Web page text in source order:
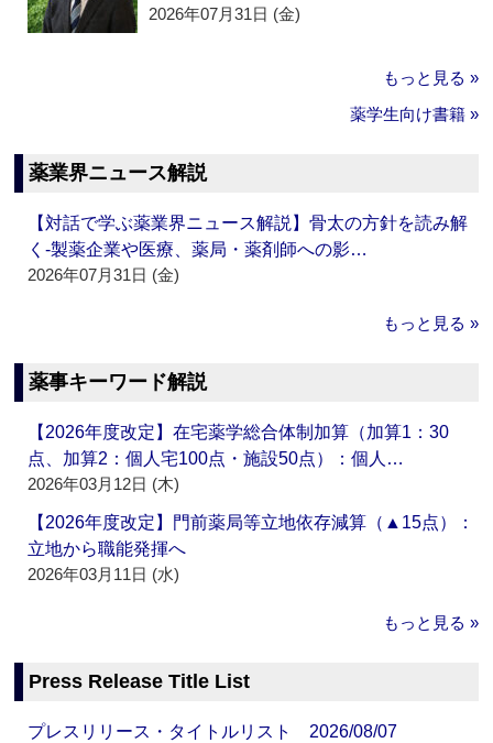
2026年07月31日 (金)
もっと見る »
薬学生向け書籍 »
薬業界ニュース解説
【対話で学ぶ薬業界ニュース解説】骨太の方針を読み解
く‐製薬企業や医療、薬局・薬剤師への影…
2026年07月31日 (金)
もっと見る »
薬事キーワード解説
【2026年度改定】在宅薬学総合体制加算（加算1：30
点、加算2：個人宅100点・施設50点）：個人…
2026年03月12日 (木)
【2026年度改定】門前薬局等立地依存減算（▲15点）：
立地から職能発揮へ
2026年03月11日 (水)
もっと見る »
Press Release Title List
プレスリリース・タイトルリスト 2026/08/07